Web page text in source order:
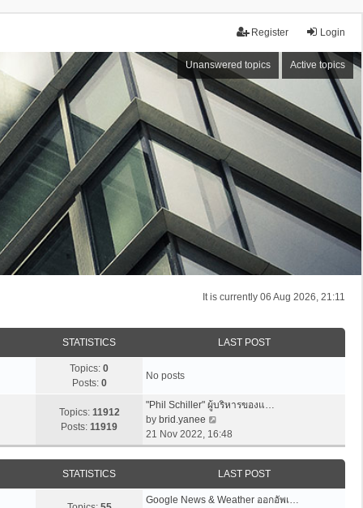
Login
Register
Unanswered topics Active topics
It is currently 06 Aug 2026, 21:11
STATISTICS LAST POST
Topics: 0
Posts: 0
No posts
Topics: 11912
Posts: 11919
"Phil Schiller" ผู้บริหารของแ…
by brid.yanee
i
e
w
t
h
21 Nov 2022, 16:48
STATISTICS LAST POST
Google News & Weather ออกอัพเ…